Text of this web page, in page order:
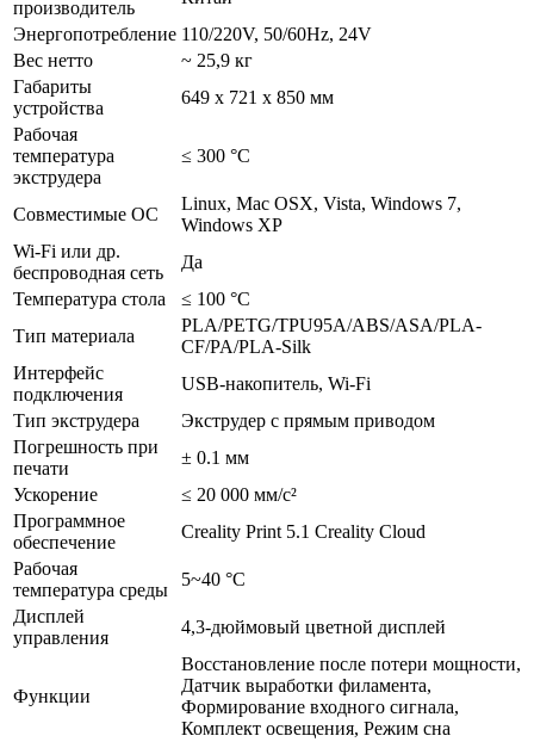
производитель
Энергопотребление 110/220V, 50/60Hz, 24V
Вес нетто
~ 25,9 кг
Габариты
устройства
649 x 721 x 850 мм
Рабочая
температура
экструдера
≤ 300 °С
Совместимые ОС
Linux, Mac OSX, Vista, Windows 7,
Windows XP
Wi-Fi или др.
беспроводная сеть
Да
Температура стола
≤ 100 °С
Тип материала
PLA/PETG/TPU95A/ABS/ASA/PLA-
CF/PA/PLA-Silk
Интерфейс
подключения
USB-накопитель, Wi-Fi
Тип экструдера
Экструдер с прямым приводом
Погрешность при
печати
± 0.1 мм
Ускорение
≤ 20 000 мм/с²
Программное
обеспечение
Creality Print 5.1 Creality Cloud
Рабочая
температура среды
5~40 °С
Дисплей
управления
4,3-дюймовый цветной дисплей
Функции
Восстановление после потери мощности,
Датчик выработки филамента,
Формирование входного сигнала,
Комплект освещения, Режим сна